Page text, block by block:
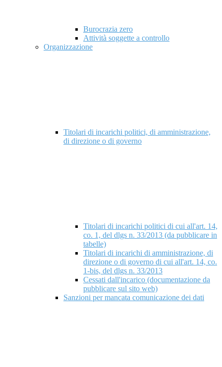
Burocrazia zero
Attività soggette a controllo
Organizzazione
Titolari di incarichi politici, di amministrazione,
di direzione o di governo
Titolari di incarichi politici di cui all'art. 14,
co. 1, del dlgs n. 33/2013 (da pubblicare in
tabelle)
Titolari di incarichi di amministrazione, di
direzione o di governo di cui all'art. 14, co.
1-bis, del dlgs n. 33/2013
Cessati dall'incarico (documentazione da
pubblicare sul sito web)
Sanzioni per mancata comunicazione dei dati